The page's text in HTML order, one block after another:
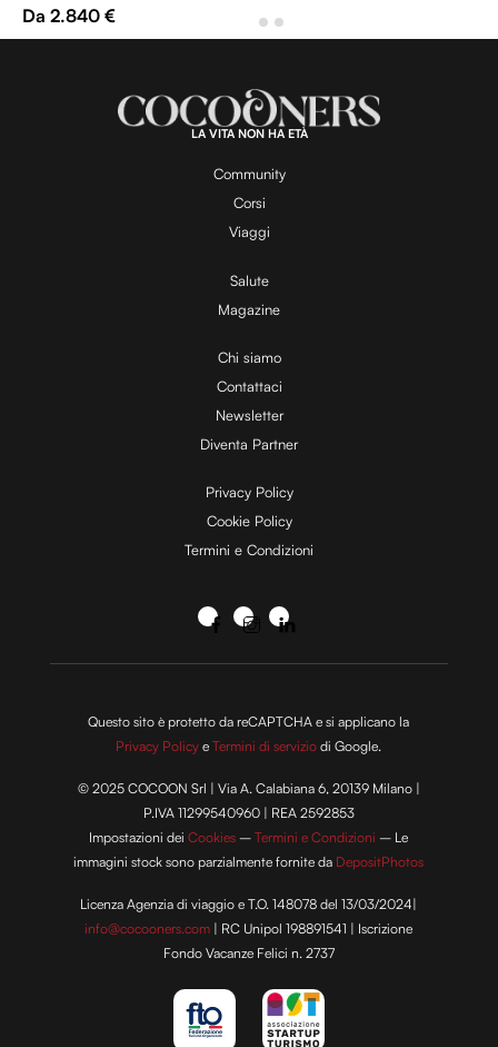
Da 2.840 €
LA VITA NON HA ETÀ
Community
Corsi
Viaggi
Salute
Magazine
Chi siamo
Contattaci
Newsletter
Diventa Partner
Privacy Policy
Cookie Policy
Termini e Condizioni
Questo sito è protetto da reCAPTCHA e si applicano la
Privacy Policy eTermini di servizio di Google.
© 2025 COCOON Srl | Via A. Calabiana 6, 20139 Milano |
P.IVA 11299540960 | REA 2592853
Impostazioni deiCookies –Termini e Condizioni – Le
immagini stock sono parzialmente fornite da DepositPhotos
Licenza Agenzia di viaggio e T.O. 148078 del 13/03/2024|
info@cocooners.com | RC Unipol 198891541 | Iscrizione
Fondo Vacanze Felici n. 2737